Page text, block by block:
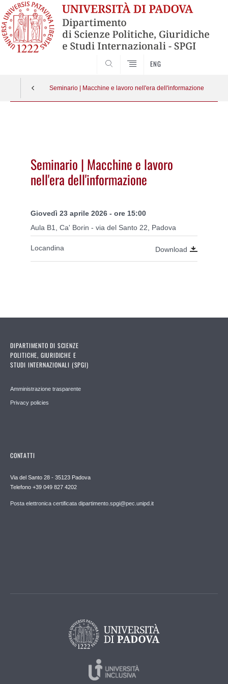
ENG
Seminario | Macchine e lavoro nell'era dell'informazione
Seminario | Macchine e lavoro
nell'era dell'informazione
Giovedì 23 aprile 2026 - ore 15:00
Aula B1, Ca' Borin - via del Santo 22, Padova
Locandina Download
DIPARTIMENTO DI SCIENZE
POLITICHE, GIURIDICHE E
STUDI INTERNAZIONALI (SPGI)
Amministrazione trasparente
Privacy policies
CONTATTI
Via del Santo 28 - 35123 Padova
Telefono +39 049 827 4202
Posta elettronica certificata dipartimento.spgi@pec.unipd.it